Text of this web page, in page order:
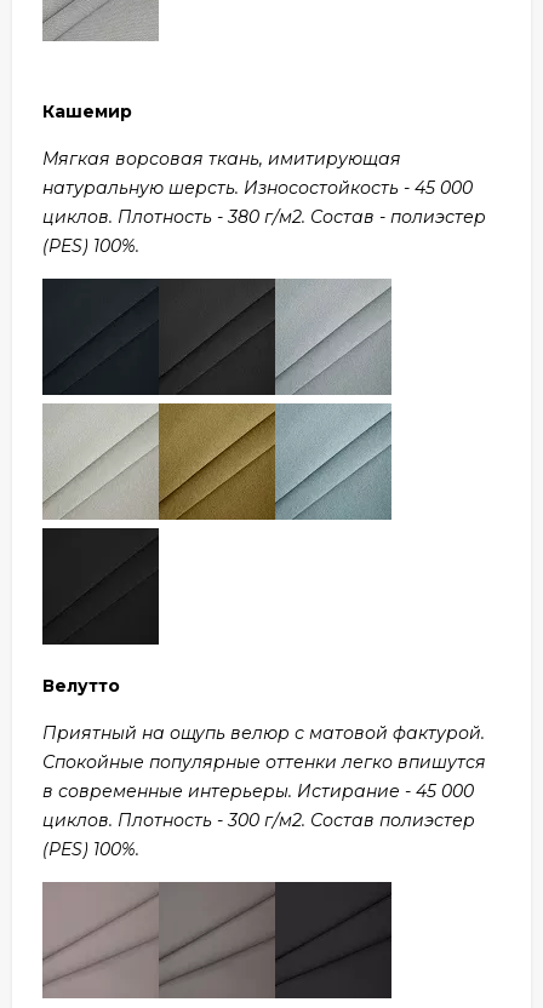
Кашемир
Мягкая ворсовая ткань, имитирующая
натуральную шерсть. Износостойкость - 45 000
циклов. Плотность - 380 г/м2. Состав - полиэстер
(PES) 100%.
Велутто
Приятный на ощупь велюр с матовой фактурой.
Спокойные популярные оттенки легко впишутся
в современные интерьеры. Истирание - 45 000
циклов. Плотность - 300 г/м2. Состав полиэстер
(PES) 100%.